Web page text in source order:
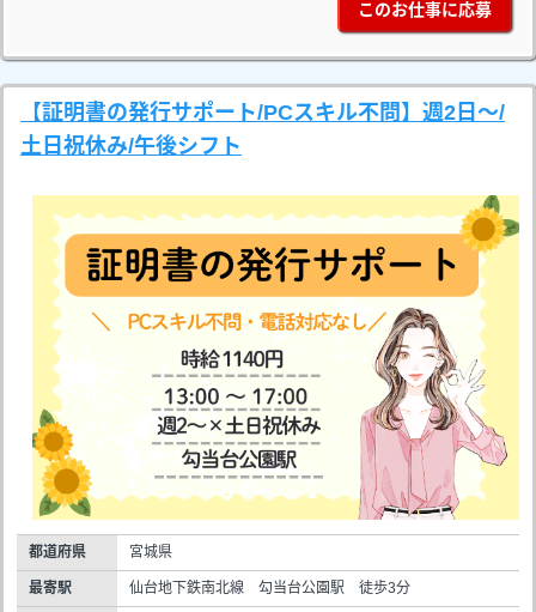
このお仕事に応募
【証明書の発行サポート/PCスキル不問】週2日～/
土日祝休み/午後シフト
都道府県 宮城県
最寄駅 仙台地下鉄南北線 勾当台公園駅 徒歩3分